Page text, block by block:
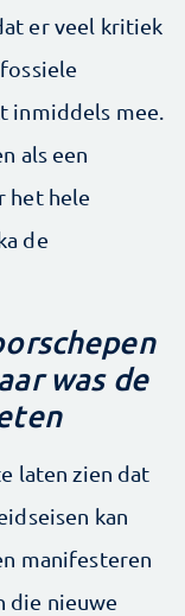
er veel kritiek
inmiddels mee.
als een
het hele
de
was de
laten zien dat
kan
manifesteren
die nieuwe